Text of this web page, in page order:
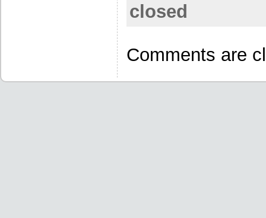
closed
Comments are